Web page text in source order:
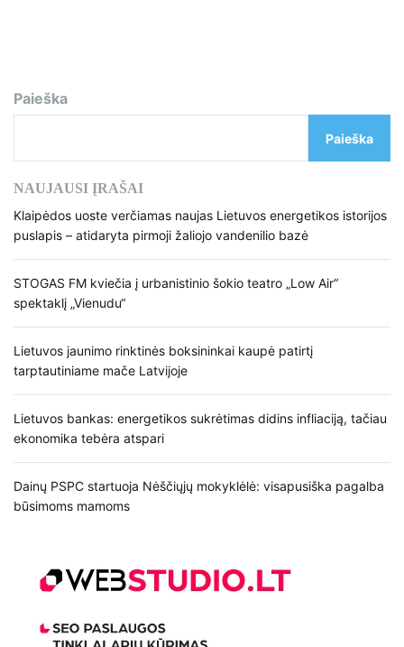
Paieška
Paieška
NAUJAUSI ĮRAŠAI
Klaipėdos uoste verčiamas naujas Lietuvos energetikos istorijos
puslapis – atidaryta pirmoji žaliojo vandenilio bazė
STOGAS FM kviečia į urbanistinio šokio teatro „Low Air“
spektaklį „Vienudu“
Lietuvos jaunimo rinktinės boksininkai kaupė patirtį
tarptautiniame mače Latvijoje
Lietuvos bankas: energetikos sukrėtimas didins infliaciją, tačiau
ekonomika tebėra atspari
Dainų PSPC startuoja Nėščiųjų mokyklėlė: visapusiška pagalba
būsimoms mamoms